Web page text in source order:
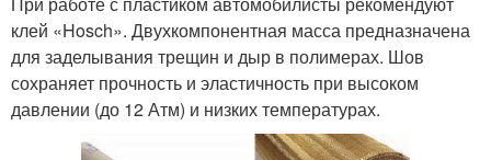
клей «Hosch». Двухкомпонентная масса предназначена
для заделывания трещин и дыр в полимерах. Шов
сохраняет прочность и эластичность при высоком
давлении (до 12 Атм) и низких температурах.